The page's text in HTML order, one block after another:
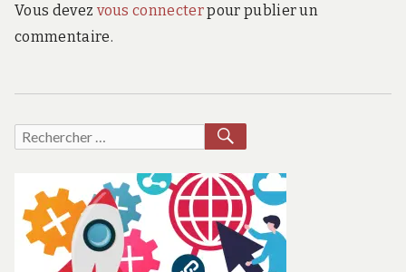
Vous devez vous connecterpour publier un
commentaire.
Recherche
RECHERCHER